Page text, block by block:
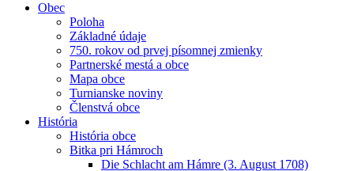
Obec
Poloha
Základné údaje
750. rokov od prvej písomnej zmienky
Partnerské mestá a obce
Mapa obce
Turnianske noviny
Členstvá obce
História
História obce
Bitka pri Hámroch
Die Schlacht am Hámre (3. August 1708)